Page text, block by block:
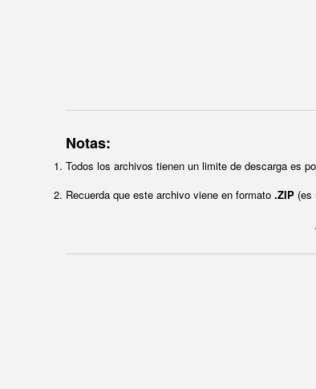
Notas:
Todos los archivos tienen un limite de descarga es
Recuerda que este archivo viene en formato .ZIP (es